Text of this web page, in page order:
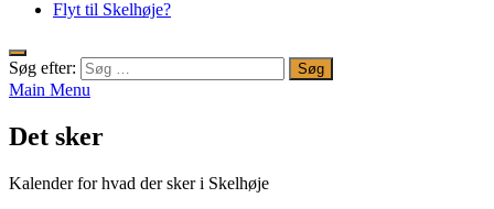
Flyt til Skelhøje?
Søg efter:
Main Menu
Det sker
Kalender for hvad der sker i Skelhøje